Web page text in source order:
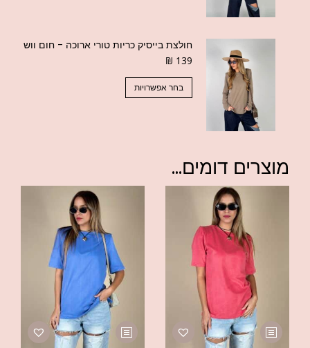
חולצת בייסיק כריות טורי ארוכה - חום ווש
₪ 139
בחר אפשרויות
מוצרים דומים...